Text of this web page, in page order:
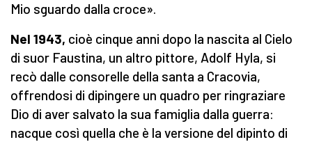
Mio sguardo dalla croce».
Nel 1943, cioè cinque anni dopo la nascita al Cielo
di suor Faustina, un altro pittore, Adolf Hyla, si
recò dalle consorelle della santa a Cracovia,
offrendosi di dipingere un quadro per ringraziare
Dio di aver salvato la sua famiglia dalla guerra:
nacque così quella che è la versione del dipinto di